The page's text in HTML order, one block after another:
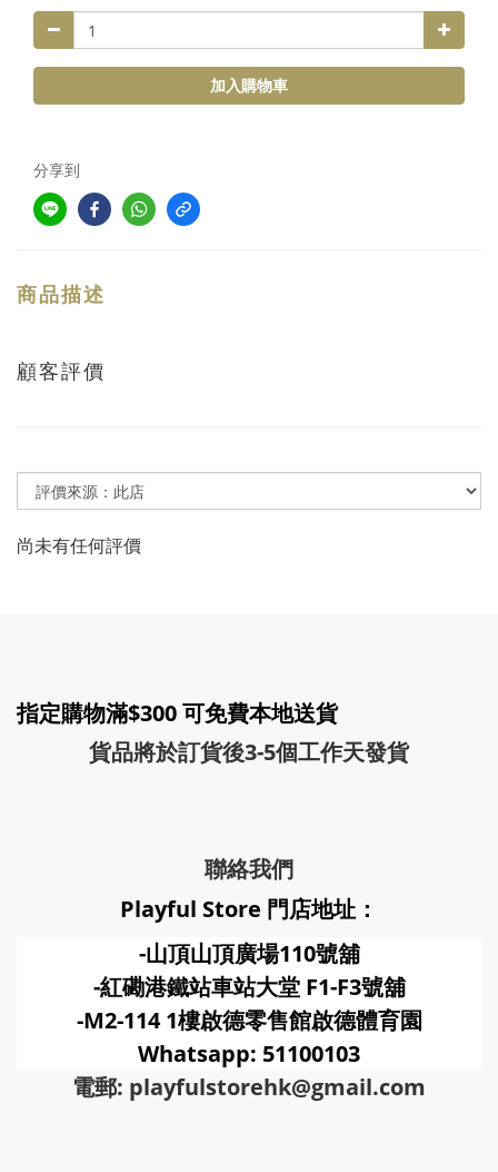
加入購物車
分享到
商品描述
顧客評價
尚未有任何評價
指定購物滿$300 可免費本地送貨
貨品將於訂貨後3-5個工作天發貨
聯絡我們
Playful Store 門店地址：
-山頂山頂廣場110號舖
-紅磡港鐵站車站大堂 F1-F3號舖
-M2-114 1樓啟德零售館啟德體育園
Whatsapp: 51100103
電郵: playfulstorehk@gmail.com